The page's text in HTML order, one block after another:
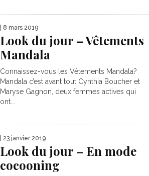
| 8 mars 2019
Look du jour – Vêtements
Mandala
Connaissez-vous les Vêtements Mandala?
Mandala c’est avant tout Cynthia Boucher et
Maryse Gagnon, deux femmes actives qui
ont...
| 23 janvier 2019
Look du jour – En mode
cocooning